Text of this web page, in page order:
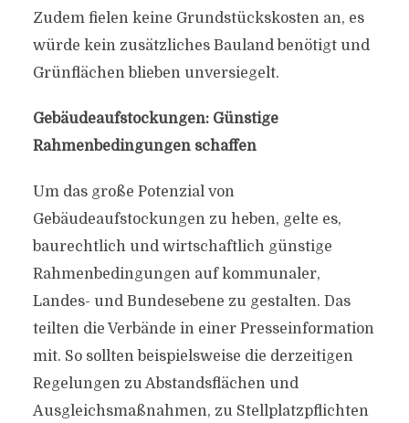
Zudem fielen keine Grundstückskosten an, es
würde kein zusätzliches Bauland benötigt und
Grünflächen blieben unversiegelt.
Gebäudeaufstockungen: Günstige
Rahmenbedingungen schaffen
Um das große Potenzial von
Gebäudeaufstockungen zu heben, gelte es,
baurechtlich und wirtschaftlich günstige
Rahmenbedingungen auf kommunaler,
Landes- und Bundesebene zu gestalten. Das
teilten die Verbände in einer Presseinformation
mit. So sollten beispielsweise die derzeitigen
Regelungen zu Abstandsflächen und
Ausgleichsmaßnahmen, zu Stellplatzpflichten